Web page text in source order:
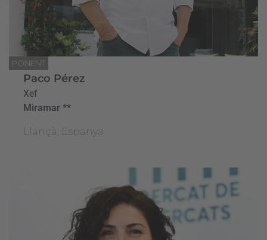
PONENT
Paco Pérez
Xef
Miramar **
Llançà, Espanya